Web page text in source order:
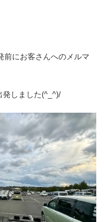
前にお客さんへのメルマ
発しました(^_^)/